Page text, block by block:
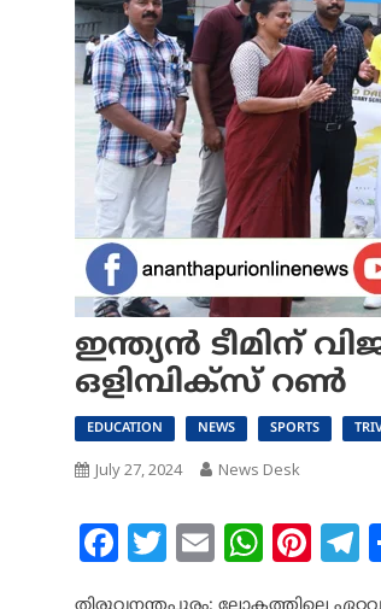
ഇന്ത്യൻ ടീമിന്
ഒളിമ്പിക്സ് റൺ
EDUCATION NEWS SPORTS
July 27, 2024 News Desk
Facebook
Twitter
Email